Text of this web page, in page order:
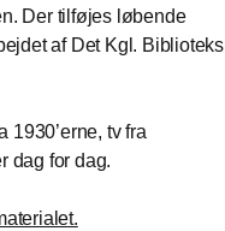
Der tilføjes løbende
af Det Kgl. Biblioteks
1930’erne, tv fra
dag for dag.